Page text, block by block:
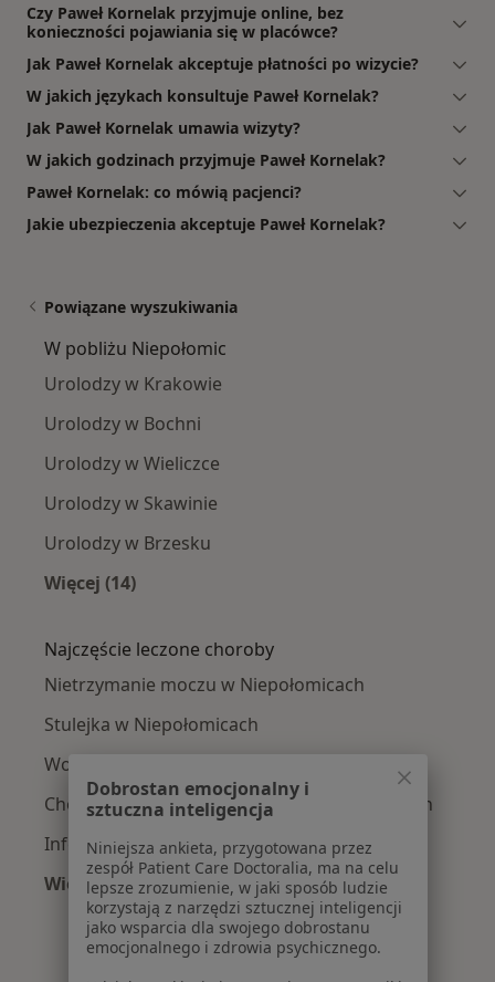
Czy Paweł Kornelak przyjmuje online, bez
konieczności pojawiania się w placówce?
Jak Paweł Kornelak akceptuje płatności po wizycie?
W jakich językach konsultuje Paweł Kornelak?
Jak Paweł Kornelak umawia wizyty?
W jakich godzinach przyjmuje Paweł Kornelak?
Paweł Kornelak: co mówią pacjenci?
Jakie ubezpieczenia akceptuje Paweł Kornelak?
Powiązane wyszukiwania
W pobliżu Niepołomic
Urolodzy w Krakowie
Urolodzy w Bochni
Urolodzy w Wieliczce
Urolodzy w Skawinie
Urolodzy w Brzesku
Więcej (14)
Najczęście leczone choroby
Nietrzymanie moczu w Niepołomicach
Stulejka w Niepołomicach
Wodniak jądra w Niepołomicach
Choroby układu moczowego w Niepołomicach
Infekcje dróg moczowych w Niepołomicach
Więcej (15)
Więcej w kategorii: Najczęście leczone
Dobrostan emocjonalny i
sztuczna inteligencja
Niniejsza ankieta, przygotowana przez
zespół Patient Care Doctoralia, ma na celu
lepsze zrozumienie, w jaki sposób ludzie
korzystają z narzędzi sztucznej inteligencji
jako wsparcia dla swojego dobrostanu
emocjonalnego i zdrowia psychicznego.